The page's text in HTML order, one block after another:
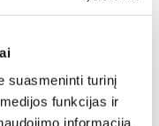
suasmeninti turinį
funkcijas ir
informaciją